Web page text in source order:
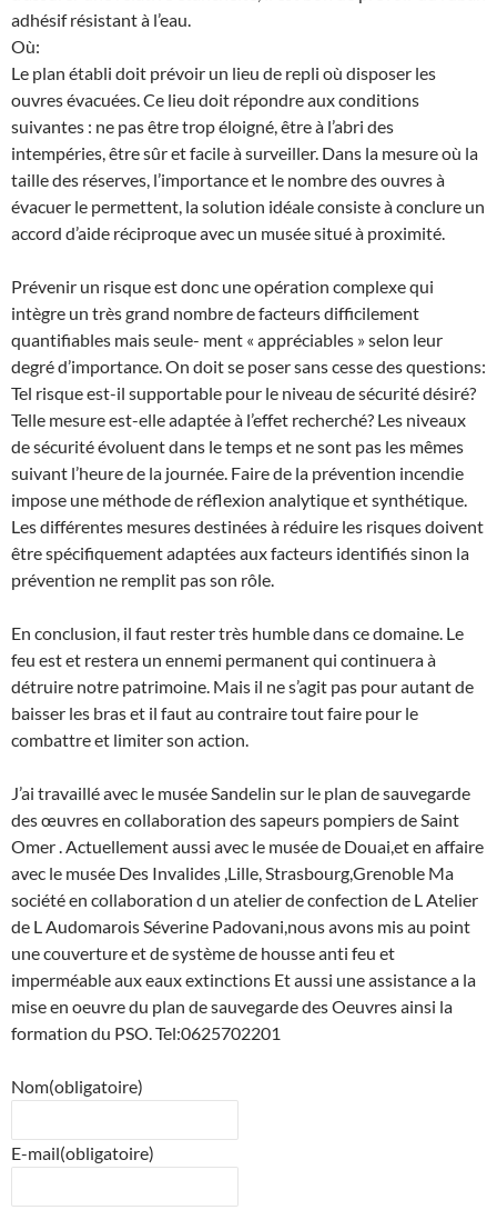
adhésif résistant à l’eau.
Où:
Le plan établi doit prévoir un lieu de repli où disposer les
ouvres évacuées. Ce lieu doit répondre aux conditions
suivantes : ne pas être trop éloigné, être à l’abri des
intempéries, être sûr et facile à surveiller. Dans la mesure où la
taille des réserves, l’importance et le nombre des ouvres à
évacuer le permettent, la solution idéale consiste à conclure un
accord d’aide réciproque avec un musée situé à proximité.
Prévenir un risque est donc une opération complexe qui
intègre un très grand nombre de facteurs difficilement
quantifiables mais seule- ment « appréciables » selon leur
degré d’importance. On doit se poser sans cesse des questions:
Tel risque est-il supportable pour le niveau de sécurité désiré?
Telle mesure est-elle adaptée à l’effet recherché? Les niveaux
de sécurité évoluent dans le temps et ne sont pas les mêmes
suivant l’heure de la journée. Faire de la prévention incendie
impose une méthode de réflexion analytique et synthétique.
Les différentes mesures destinées à réduire les risques doivent
être spécifiquement adaptées aux facteurs identifiés sinon la
prévention ne remplit pas son rôle.
En conclusion, il faut rester très humble dans ce domaine. Le
feu est et restera un ennemi permanent qui continuera à
détruire notre patrimoine. Mais il ne s’agit pas pour autant de
baisser les bras et il faut au contraire tout faire pour le
combattre et limiter son action.
J’ai travaillé avec le musée Sandelin sur le plan de sauvegarde
des œuvres en collaboration des sapeurs pompiers de Saint
Omer . Actuellement aussi avec le musée de Douai,et en affaire
avec le musée Des Invalides ,Lille, Strasbourg,Grenoble Ma
société en collaboration d un atelier de confection de L Atelier
de L Audomarois Séverine Padovani,nous avons mis au point
une couverture et de système de housse anti feu et
imperméable aux eaux extinctions Et aussi une assistance a la
mise en oeuvre du plan de sauvegarde des Oeuvres ainsi la
formation du PSO. Tel:0625702201
Nom(obligatoire)
E-mail(obligatoire)